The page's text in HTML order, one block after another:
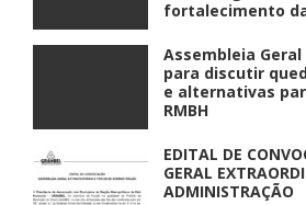
fortalecimento
Assembleia
para discutir
e alternativas
RMBH
EDITAL DE
GERAL
ADMINISTRAÇÃO